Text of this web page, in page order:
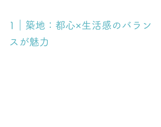
1｜築地：都心×生活感のバラン
スが魅力